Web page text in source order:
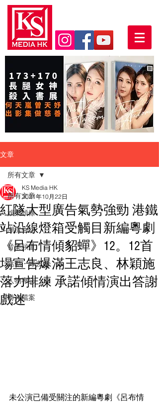
文章
所有文章
娛樂頭條
潮流生活
音樂頻道
活動・好去處
人物專訪
時光檔案
所有文章
紅隧大型廣告氣勢強勁 港鐵
站沿線燈箱受觸目新編粵劇
《呂布情傾貂蟬》12。12首
場宣告爆滿王志良、林穎施
落力排練 承諾傾情演出答謝
戲迷
KS Media HK
2021年10月22日
未公演已備受關注的新編粵劇《呂布情